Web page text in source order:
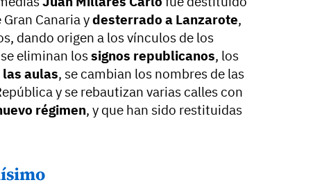
Canaria ydesterrado a Lanzarote,
dando origen a los vínculos de los
eliminan lossignos republicanos, los
aulas, se cambian los nombres de las
y se rebautizan varias calles con
régimen, y que han sido restituidas